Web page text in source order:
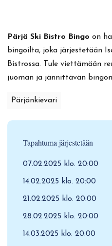
Pärjä Ski Bistro Bingo on
bingoilta, joka järjestetään
Bistrossa. Tule viettämään
juoman ja jännittävän
Pärjänkievari
Tapahtuma järjestetään
07.02.2025 klo. 20:00
14.02.2025 klo. 20:00
21.02.2025 klo. 20:00
28.02.2025 klo. 20:00
14.03.2025 klo. 20:00